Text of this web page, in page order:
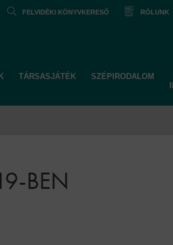
FELVIDÉKI KÖNYVKERESŐ RÓLUNK
TÁRSASJÁTÉK SZÉPIRODALOM
BEN